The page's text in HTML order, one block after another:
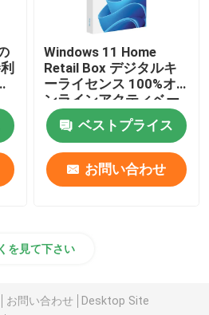
Windows 11 Home
Retail Box デジタルキ
ーライセンス 100%オ
ンラインアクティベー
ションソフトウェア
ベストプライス
お問い合わせ
を見て下さい
お問い合わせ
Desktop Site